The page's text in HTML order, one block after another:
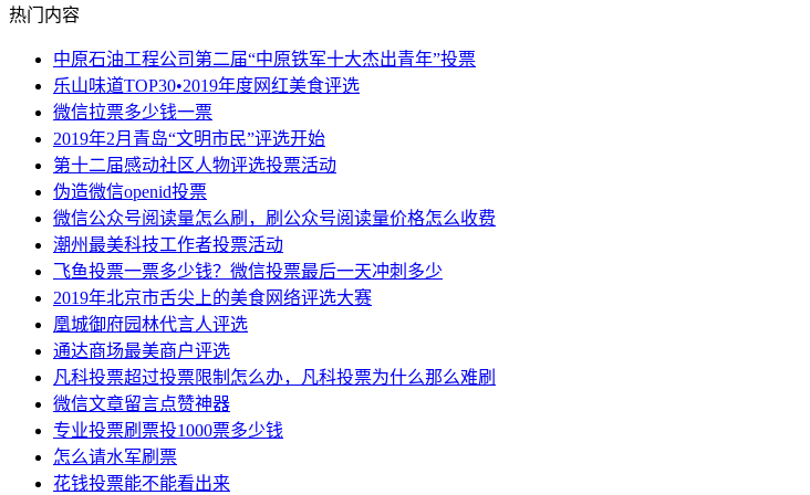
热门内容
中原石油工程公司第二届“中原铁军十大杰出青年”投票
乐山味道TOP30•2019年度网红美食评选
微信拉票多少钱一票
2019年2月青岛“文明市民”评选开始
第十二届感动社区人物评选投票活动
伪造微信openid投票
微信公众号阅读量怎么刷，刷公众号阅读量价格怎么收费
潮州最美科技工作者投票活动
飞鱼投票一票多少钱？微信投票最后一天冲刺多少
2019年北京市舌尖上的美食网络评选大赛
凰城御府园林代言人评选
通达商场最美商户评选
凡科投票超过投票限制怎么办，凡科投票为什么那么难刷
微信文章留言点赞神器
专业投票刷票投1000票多少钱
怎么请水军刷票
花钱投票能不能看出来